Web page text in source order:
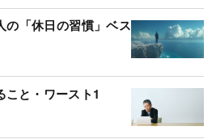
の「休日の習慣」ベス
と・ワースト1